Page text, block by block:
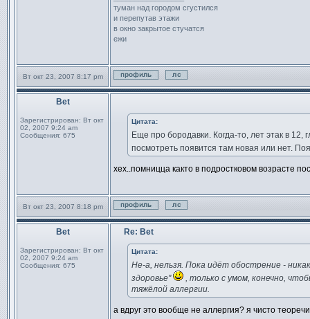
туман над городом сгустился
и перепутав этажи
в окно закрытое стучатся
ежи
Вт окт 23, 2007 8:17 pm
Профиль
Отправить личное
Bet
Зарегистрирован: Вт окт
02, 2007 9:24 am
Сообщения: 675
Цитата:
Еще про бородавки. Когда-то, лет этак в
посмотреть появится там новая или нет.
хех..помницца както в подростковом возрасте
Вт окт 23, 2007 8:18 pm
Профиль
Отправить личное
Bet
Зарегистрирован: Вт окт
02, 2007 9:24 am
Сообщения: 675
Re: Bet
Цитата:
Не-а, нельзя. Пока идёт обострение -
здоровье"
, только с умом, конечно,
тяжёлой аллергии.
а вдруг это вообще не аллергия? я чисто